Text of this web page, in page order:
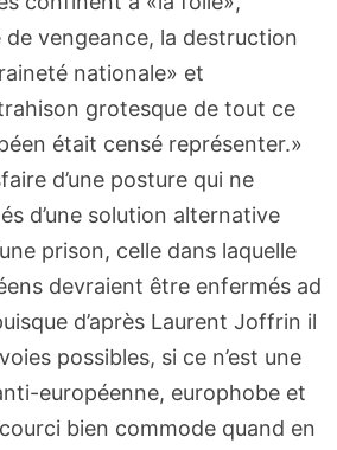
de vengeance, la destruction
nationale» et
grotesque de tout ce
était censé représenter.»
d’une posture qui ne
d’une solution alternative
prison, celle dans laquelle
devraient être enfermés ad
d’après Laurent Joffrin il
possibles, si ce n’est une
européenne, europhobe et
bien commode quand en